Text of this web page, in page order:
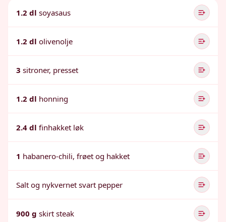
1.2 dl soyasaus
1.2 dl olivenolje
3 sitroner, presset
1.2 dl honning
2.4 dl finhakket løk
1 habanero-chili, frøet og hakket
Salt og nykvernet svart pepper
900 g skirt steak